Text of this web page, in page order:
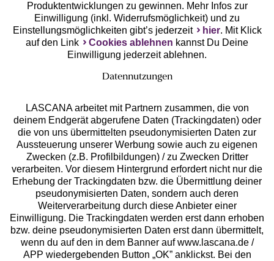
Services
Beratung
Über uns
Rechtliches
Produktentwicklungen zu gewinnen. Mehr Infos zur
Einwilligung (inkl. Widerrufsmöglichkeit) und zu
Einstellungsmöglichkeiten gibt’s jederzeit
hier. Mit Klick
auf den Link
Cookies ablehnen kannst Du Deine
Einwilligung jederzeit ablehnen.
Datennutzungen
LASCANA arbeitet mit Partnern zusammen, die von
deinem Endgerät abgerufene Daten (Trackingdaten) oder
die von uns übermittelten pseudonymisierten Daten zur
Aussteuerung unserer Werbung sowie auch zu eigenen
Zwecken (z.B. Profilbildungen) / zu Zwecken Dritter
verarbeiten. Vor diesem Hintergrund erfordert nicht nur die
Erhebung der Trackingdaten bzw. die Übermittlung deiner
pseudonymisierten Daten, sondern auch deren
Weiterverarbeitung durch diese Anbieter einer
Einwilligung. Die Trackingdaten werden erst dann erhoben
bzw. deine pseudonymisierten Daten erst dann übermittelt,
wenn du auf den in dem Banner auf www.lascana.de /
APP wiedergebenden Button „OK” anklickst. Bei den